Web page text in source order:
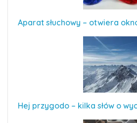
Aparat słuchowy – otwiera
Hej przygodo – kilka słów o